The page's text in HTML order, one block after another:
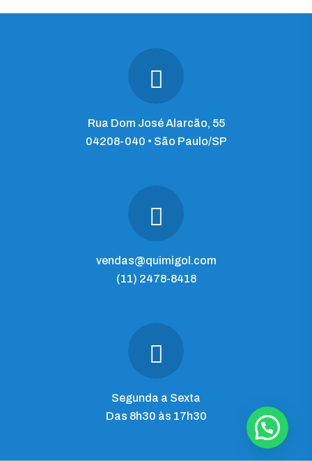
Rua Dom José Alarcão, 55
04208-040 • São Paulo/SP
vendas@quimigol.com
(11) 2478-8418
Segunda a Sexta
Das 8h30 às 17h30